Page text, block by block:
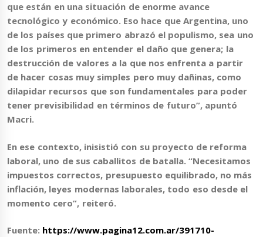
que están en una situación de enorme avance
tecnológico y económico. Eso hace que Argentina, uno
de los países que primero abrazó el populismo, sea uno
de los primeros en entender el daño que genera; la
destrucción de valores a la que nos enfrenta a partir
de hacer cosas muy simples pero muy dañinas, como
dilapidar recursos que son fundamentales para poder
tener previsibilidad en términos de futuro”, apuntó
Macri.
En ese contexto,inisistió con su proyecto de reforma
laboral, uno de sus caballitos de batalla. “Necesitamos
impuestos correctos, presupuesto equilibrado, no más
inflación, leyes modernas laborales, todo eso desde el
momento cero”, reiteró.
Fuente: https://www.pagina12.com.ar/391710-